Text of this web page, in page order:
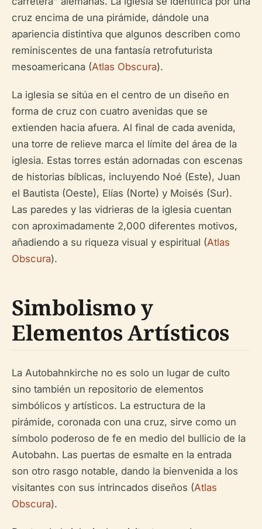
cruz encima de una pirámide, dándole una
apariencia distintiva que algunos describen como
reminiscentes de una fantasía retrofuturista
mesoamericana (Atlas Obscura).
La iglesia se sitúa en el centro de un diseño en
forma de cruz con cuatro avenidas que se
extienden hacia afuera. Al final de cada avenida,
una torre de relieve marca el límite del área de la
iglesia. Estas torres están adornadas con escenas
de historias bíblicas, incluyendo Noé (Este), Juan
el Bautista (Oeste), Elías (Norte) y Moisés (Sur).
Las paredes y las vidrieras de la iglesia cuentan
con aproximadamente 2,000 diferentes motivos,
añadiendo a su riqueza visual y espiritual (Atlas
Obscura).
Simbolismo y
Elementos Artísticos
La Autobahnkirche no es solo un lugar de culto
sino también un repositorio de elementos
simbólicos y artísticos. La estructura de la
pirámide, coronada con una cruz, sirve como un
símbolo poderoso de fe en medio del bullicio de la
Autobahn. Las puertas de esmalte en la entrada
son otro rasgo notable, dando la bienvenida a los
visitantes con sus intrincados diseños (Atlas
Obscura).